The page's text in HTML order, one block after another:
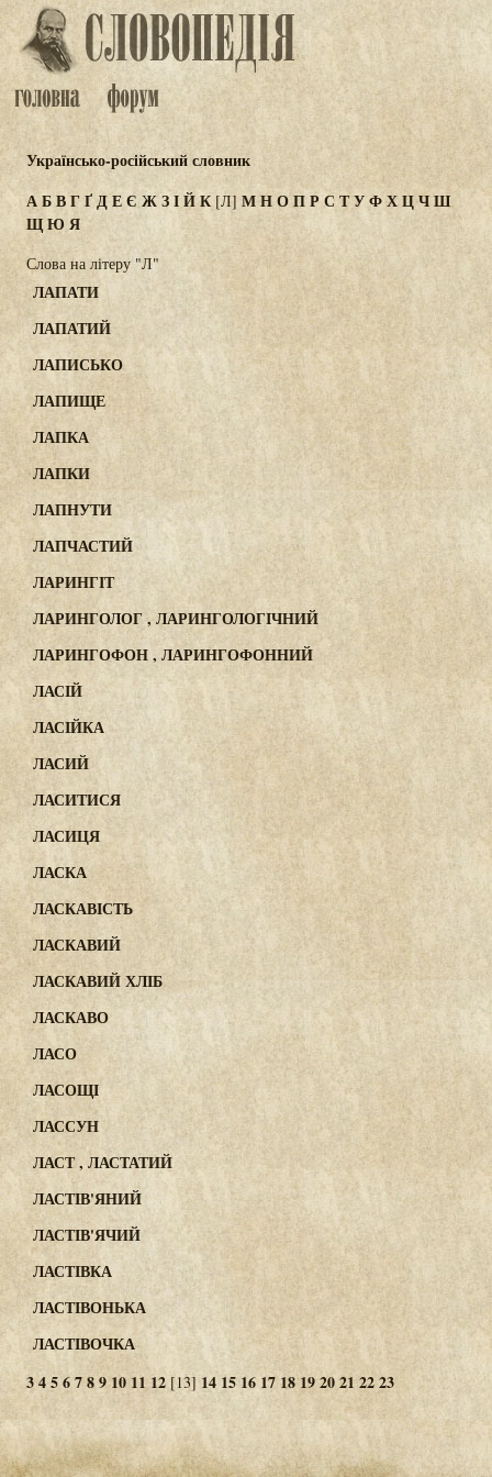
Українсько-російський словник
АБВГҐДЕЄ ЖЗІЙК [Л] МНОПР С ТУФХЦЧШ
ЩЮ Я
Слова на літеру "Л"
ЛАПАТИ
ЛАПАТИЙ
ЛАПИСЬКО
ЛАПИЩЕ
ЛАПКА
ЛАПКИ
ЛАПНУТИ
ЛАПЧАСТИЙ
ЛАРИНГІТ
ЛАРИНГОЛОГ , ЛАРИНГОЛОГІЧНИЙ
ЛАРИНГОФОН , ЛАРИНГОФОННИЙ
ЛАСІЙ
ЛАСІЙКА
ЛАСИЙ
ЛАСИТИСЯ
ЛАСИЦЯ
ЛАСКА
ЛАСКАВІСТЬ
ЛАСКАВИЙ
ЛАСКАВИЙ ХЛІБ
ЛАСКАВО
ЛАСО
ЛАСОЩІ
ЛАССУН
ЛАСТ , ЛАСТАТИЙ
ЛАСТІВ'ЯНИЙ
ЛАСТІВ'ЯЧИЙ
ЛАСТІВКА
ЛАСТІВОНЬКА
ЛАСТІВОЧКА
3456789 1011 12 [13] 14 15 16 17 18 1920212223